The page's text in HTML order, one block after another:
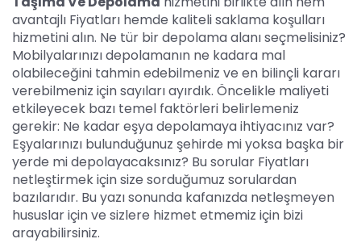
avantajlı Fiyatları hemde kaliteli saklama koşulları
hizmetini alın. Ne tür bir depolama alanı seçmelisiniz?
Mobilyalarınızı depolamanın ne kadara mal
olabileceğini tahmin edebilmeniz ve en bilinçli kararı
verebilmeniz için sayıları ayırdık. Öncelikle maliyeti
etkileyecek bazı temel faktörleri belirlemeniz
gerekir: Ne kadar eşya depolamaya ihtiyacınız var?
Eşyalarınızı bulunduğunuz şehirde mi yoksa başka bir
yerde mi depolayacaksınız? Bu sorular Fiyatları
netleştirmek için size sorduğumuz sorulardan
bazılarıdır. Bu yazı sonunda kafanızda netleşmeyen
hususlar için ve sizlere hizmet etmemiz için bizi
arayabilirsiniz.